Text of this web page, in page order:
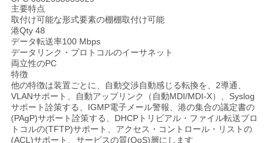
ュ
ー
ス
事
件
主要特点
取付け可能な形式要素の棚棚取付け可能
港Qty 48
データ転送率100 Mbps
データリンク・プロトコルのイーサネット
両立性のPC
特徴
他の特徴は装置ごとに、自動交渉自動感じる転換を、2導通、
VLANサポート、自動アップリンク（自動MDI/MDI-X）、Syslog
サポート詮策する、IGMP電子メール警報、港の集合の議定書の
(PAgP)サポート詮策する、DHCPトリビアル・ファイル転送プロ
トコルの(TFTP)サポート、アクセス・コントロール・リストの
(ACL)サポート、サービスの質(QoS)層にします